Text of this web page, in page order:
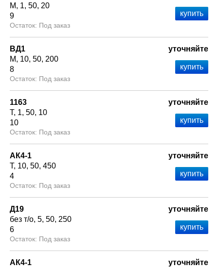
М
1 50 20
9
Под заказ
ВД1
М
10 50 200
8
Под заказ
уточняйте
1163
Т 1 50 10
10
Под заказ
уточняйте
АК4-1
Т 10 50 450
4
Под заказ
уточняйте
Д19
без т/о 5 50 250
6
Под заказ
уточняйте
АК4-1
уточняйте